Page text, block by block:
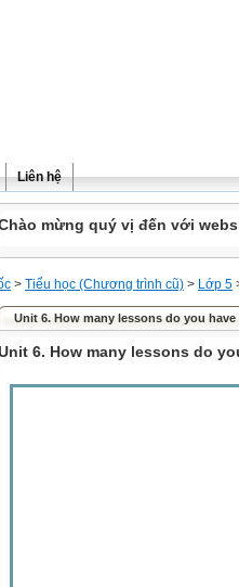
Liên hệ
mừng quý vị đến với
> Tiểu học (Chương trình cũ) > Lớp 5
Unit 6. How many lessons do you
6. How many lessons do